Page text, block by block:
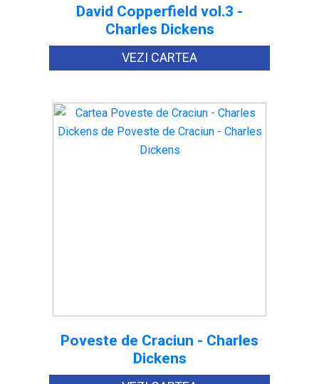
David Copperfield vol.3 -
Charles Dickens
VEZI CARTEA
Poveste de Craciun - Charles
Dickens